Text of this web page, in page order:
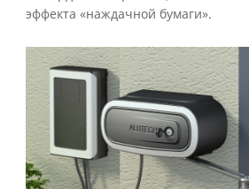
эффекта «наждачной бумаги».